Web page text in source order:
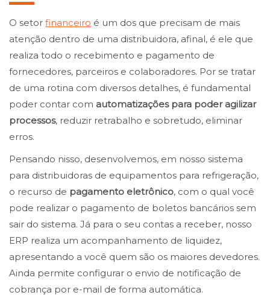
O setor financeiro é um dos que precisam de mais
atenção dentro de uma distribuidora, afinal, é ele que
realiza todo o recebimento e pagamento de
fornecedores, parceiros e colaboradores. Por se tratar
de uma rotina com diversos detalhes, é fundamental
poder contar com automatizações para poder agilizar
processos, reduzir retrabalho e sobretudo, eliminar
erros.
Pensando nisso, desenvolvemos, em nosso sistema
para distribuidoras de equipamentos para refrigeração,
o recurso de pagamento eletrônico, com o qual você
pode realizar o pagamento de boletos bancários sem
sair do sistema. Já para o seu contas a receber, nosso
ERP realiza um acompanhamento de liquidez,
apresentando a você quem são os maiores devedores.
Ainda permite configurar o envio de notificação de
cobrança por e-mail de forma automática.